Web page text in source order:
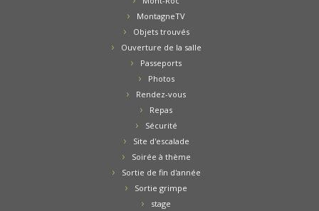
MontagneTV
Objets trouvés
Ouverture de la salle
Passeports
Photos
Rendez-vous
Repas
Sécurité
Site d'escalade
Soirée à thème
Sortie de fin d'année
Sortie grimpe
stage